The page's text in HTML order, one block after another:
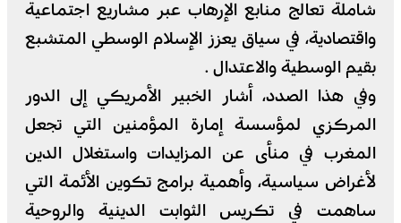
شاملة تعالج منابع الإرهاب عبر مشاريع اجتماعية
واقتصادية، في سياق يعزز الإسلام الوسطي المتشبع
بقيم الوسطية والاعتدال .
وفي هذا الصدد، أشار الخبير الأمريكي إلى الدور
المركزي لمؤسسة إمارة المؤمنين التي تجعل
المغرب في منأى عن المزايدات واستغلال الدين
لأغراض سياسية، وأهمية برامج تكوين الأئمة التي
ساهمت في تكريس الثوابت الدينية والروحية